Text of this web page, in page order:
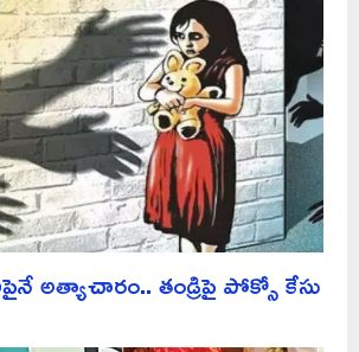
అత్యాచారం.. తండ్రిపై పోక్సో కేసు